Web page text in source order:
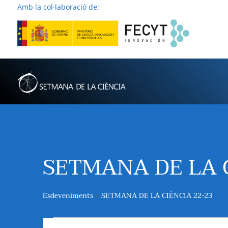
Amb la col·laboració de:
SETMANA DE LA
Esdeveniments SETMANA DE LA CIÈNCIA 22-23